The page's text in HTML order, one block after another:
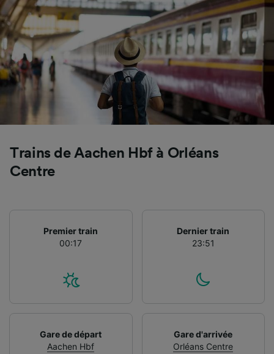
Trains de Aachen Hbf à Orléans
Centre
Premier train
00:17
Dernier train
23:51
Gare de départ
Aachen Hbf
Gare d'arrivée
Orléans Centre
Utiliser des données de géolocalisation
précises. Analyser activement les
caractéristiques de l’appareil pour
l’identification. Stocker et/ou accéder à des
informations sur un appareil. Publicités et
contenu personnalisés, mesure de
performance des publicités et du contenu,
études d’audience et développement de
services.